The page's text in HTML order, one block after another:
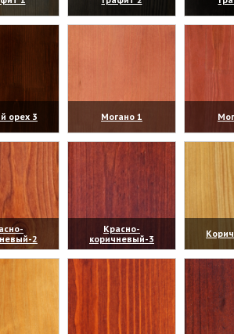
(увеличить)
орех 3
Могано 1
(увеличить)
2
Красно-
коричневый-3
(увеличить)